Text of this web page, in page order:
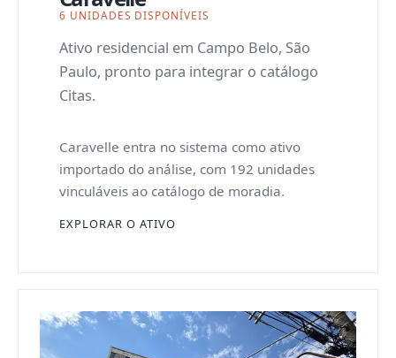
6 UNIDADES DISPONÍVEIS
Ativo residencial em Campo Belo, São
Paulo, pronto para integrar o catálogo
Citas.
Caravelle entra no sistema como ativo
importado do análise, com 192 unidades
vinculáveis ao catálogo de moradia.
EXPLORAR O ATIVO